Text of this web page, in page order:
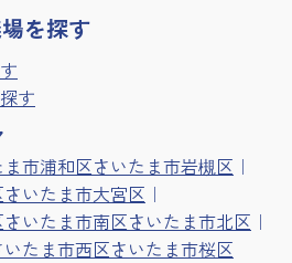
を探す
す
市浦和区さいたま市岩槻区
さいたま市大宮区
さいたま市南区さいたま市北区
いたま市西区さいたま市桜区